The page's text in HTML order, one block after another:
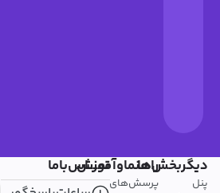
دیگربخش‌ها
پنل
راهنماوآموزش
پرسش‌های
تمــــاس‌باما